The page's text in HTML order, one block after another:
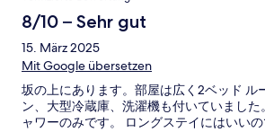
8/10 – Sehr gut
15. März 2025
Mit Google übersetzen
坂の上にあります。部屋は広く2ベッド ル
ン、大型冷蔵庫、洗濯機も付いていまし
ャワーのみです。 ロングステイにはいい